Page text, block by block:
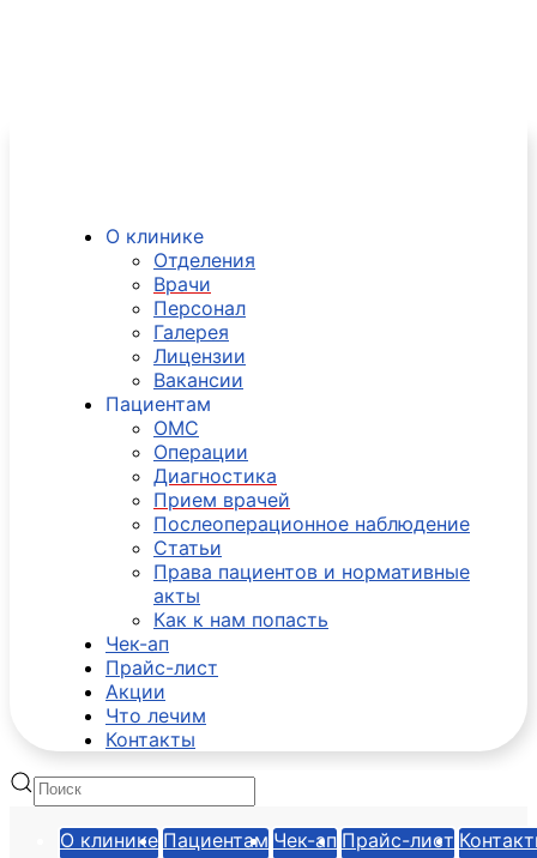
О клинике
Отделения
Врачи
Персонал
Галерея
Лицензии
Вакансии
Пациентам
ОМС
Операции
Диагностика
Прием врачей
Послеоперационное наблюдение
Статьи
Права пациентов и нормативные
акты
Как к нам попасть
Чек-ап
Прайс-лист
Акции
Что лечим
Контакты
О клинике Пациентам Чек-ап Прайс-лист